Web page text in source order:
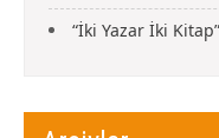
“İki Yazar İki